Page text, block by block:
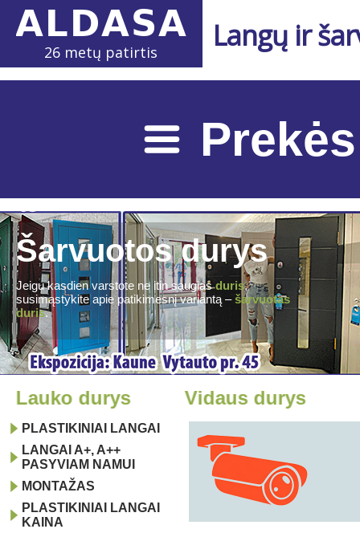
26 metų patirtis Langų ir
Lauko durys Vidaus
PLASTIKINIAI LANGAI
LANGAI A+, A++
PASYVIAM NAMUI
MONTAŽAS
PLASTIKINIAI LANGAI
KAINA
Šarvuotos durys
Jeigu kasdien varstote ne itin saugiasduris,
susimąstykite apie patikimesnį variantą –šarvuotas
duris.